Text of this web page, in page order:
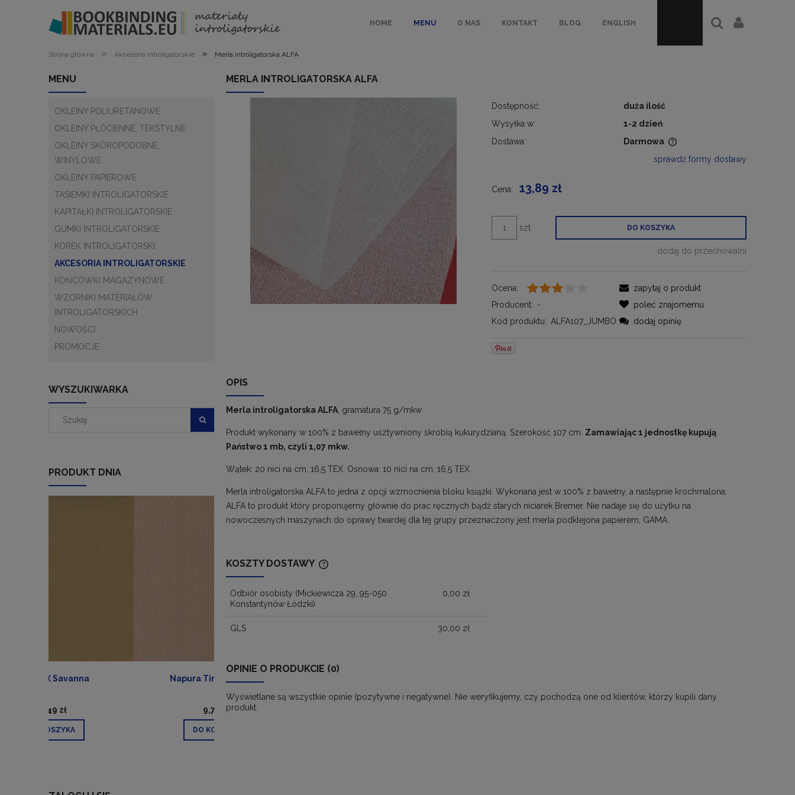
HOME MENU O NAS KONTAKT BLOG ENGLISH
Strona główna » Akcesoria introligatorskie » Merla introligatorska ALFA
MENU
OKLEINY POLIURETANOWE
OKLEINY PŁÓCIENNE, TEKSTYLNE
OKLEINY SKÓROPODOBNE,
WINYLOWE
OKLEINY PAPIEROWE
TASIEMKI INTROLIGATORSKIE
KAPITAŁKI INTROLIGATORSKIE
GUMKI INTROLIGATORSKIE
KOREK INTROLIGATORSKI
AKCESORIA INTROLIGATORSKIE
KOŃCÓWKI MAGAZYNOWE
WZORNIKI MATERIAŁÓW
INTROLIGATORSKICH
NOWOŚCI
PROMOCJE
WYSZUKIWARKA
PRODUKT DNIA
Napura Timber (Flora)
MERLA INTROLIGATORSKA ALFA
Dostępność:
duża ilość
Wysyłka w:
1-2 dzień
Dostawa:
Darmowa
kosztów płatności
sprawdź formy dostawy
Cena: 13,89 zł
szt. DO KOSZYKA
dodaj do przechowalni
Ocena:
Producent: -
Kod produktu: ALFA107_JUMBO
zapytaj o produkt
poleć znajomemu
dodaj opinię
OPIS
Merla introligatorska ALFA , gramatura 75 g/mkw
Produkt wykonany w 100% z bawełny usztywniony skrobią kukurydzianą. Szerokość 107 cm. Zamawiając 1 jednostkę kupują
Państwo 1 mb, czyli 1,07 mkw.
Wątek: 20 nici na cm, 16,5 TEX. Osnowa: 10 nici na cm, 16,5 TEX.
Merla introligatorska ALFA to jedna z opcji wzmocnienia bloku książki. Wykonana jest w 100% z bawełny, a następnie krochmalona.
ALFA to produkt który proponujemy głównie do prac ręcznych bądź starych niciarek Bremer. Nie nadaje się do użytku na
nowoczesnych maszynach do oprawy twardej dla tej grupy przeznaczony jest merla podklejona papierem, GAMA.
KOSZTY DOSTAWY
CENA NIE ZAWIERA EWENTUALNYCH
Odbiór osobisty (Mickiewicza 29, 95-050
Konstantynów Łódzki)
0,00 zł
GLS 30,00 zł
OPINIE O PRODUKCIE (0)
Wyświetlane są wszystkie opinie (pozytywne i negatywne). Nie weryfikujemy, czy pochodzą one od klientów, którzy kupili dany
produkt.